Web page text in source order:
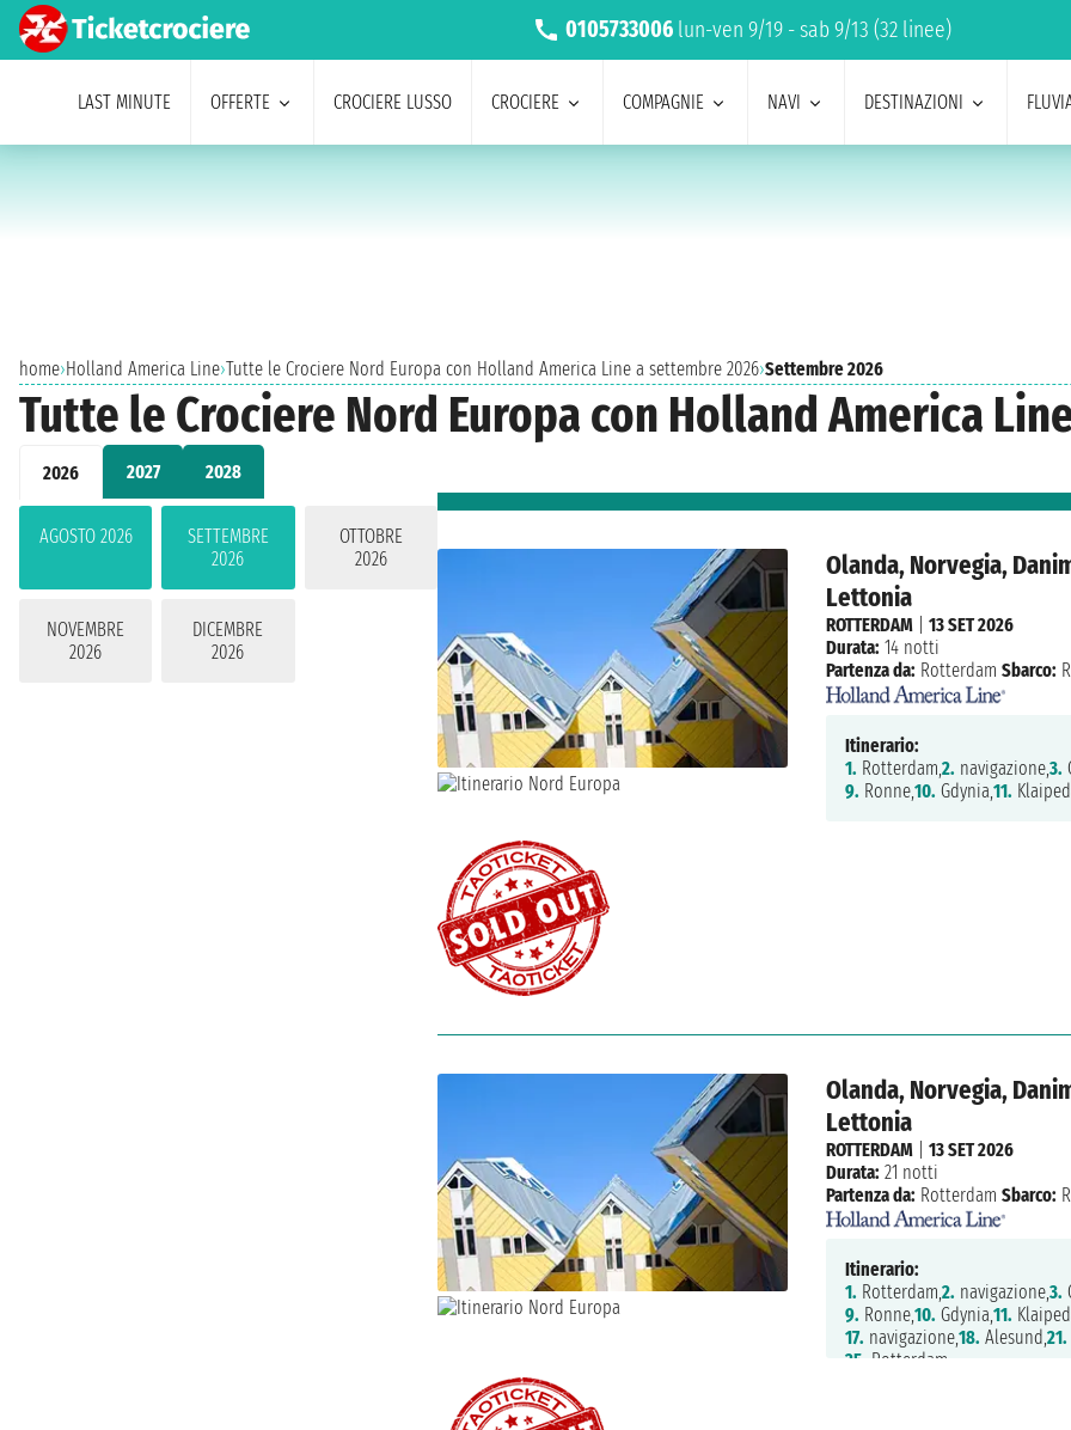
0105733006 lun-ven 9/19 - sab 9/13 (32 linee)
LAST MINUTE OFFERTE CROCIERE LUSSO CROCIERE COMPAGNIE NAVI DESTINAZIONI
home›Holland America Line›Tutte le Crociere Nord Europa con Holland America Line a settembre 2026›Settembre 2026
Tutte le Crociere Nord Europa con Holland America
2026 2027 2028
AGOSTO 2026
SETTEMBRE
2026
OTTOBRE
2026
NOVEMBRE
2026
DICEMBRE
2026
Olanda, Norvegia,
Lettonia
ROTTERDAM| 13 SET 2026
Durata: 14 notti
Partenza da: Rotterdam Sbarco:
Itinerario:
1. Rotterdam, 2. navigazione,3.
9. Ronne,10. Gdynia, 11.
Olanda, Norvegia,
Lettonia
ROTTERDAM| 13 SET 2026
Durata: 21 notti
Partenza da: Rotterdam Sbarco:
Itinerario:
1. Rotterdam,2. navigazione,3.
9. Ronne,10. Gdynia,11.
17. navigazione,18. Alesund,21.
25. Rotterdam